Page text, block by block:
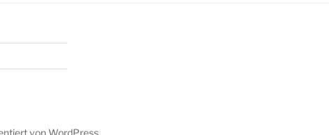
von WordPress